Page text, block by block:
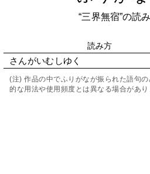
“三界無宿”の読
読み方
さんがいむしゆく
(注) 作品の中でふりがなが振られた語句
的な用法や使用頻度とは異なる場合があり